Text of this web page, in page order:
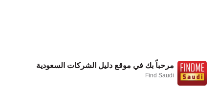
مرحباً بك في موقع دليل الشركات السعودية
Find Saudi